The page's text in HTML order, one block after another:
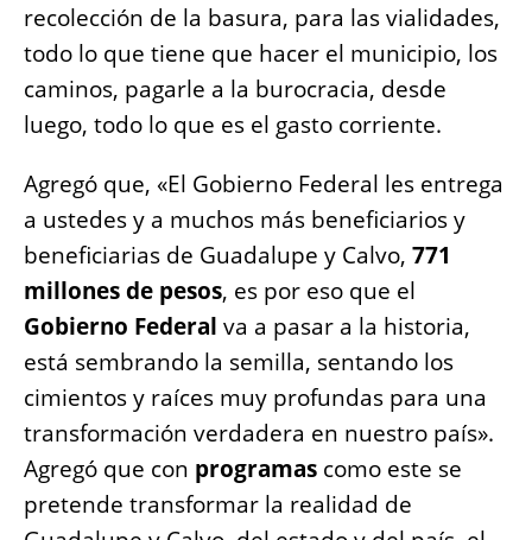
recolección de la basura, para las vialidades,
todo lo que tiene que hacer el municipio, los
caminos, pagarle a la burocracia, desde
luego, todo lo que es el gasto corriente.
Agregó que, «El Gobierno Federal les entrega
a ustedes y a muchos más beneficiarios y
beneficiarias de Guadalupe y Calvo, 771
millones de pesos, es por eso que el
Gobierno Federal va a pasar a la historia,
está sembrando la semilla, sentando los
cimientos y raíces muy profundas para una
transformación verdadera en nuestro país».
Agregó que con programas como este se
pretende transformar la realidad de